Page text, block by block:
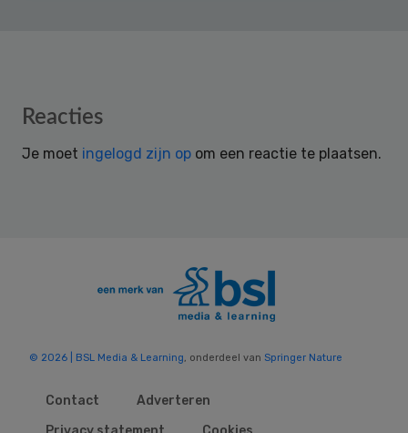
Reader
Reacties
Je moet ingelogd zijn op om een reactie te plaatsen.
© 2026 | BSL Media & Learning, onderdeel van Springer Nature
Contact
Adverteren